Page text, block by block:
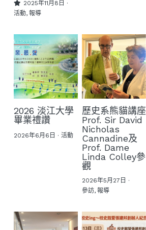
2025年11月8日 ·
活動, 報導
2026 淡江大學
畢業禮讚
2026年6月6日 · 活動
歷史系熊貓講座
Prof. Sir David
Nicholas
Cannadine及
Prof. Dame
Linda Colley參
觀
2026年5月27日 ·
參訪, 報導